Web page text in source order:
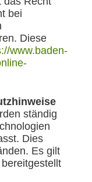
bei
Diese
www.baden-
ständig
Dies
Es gilt